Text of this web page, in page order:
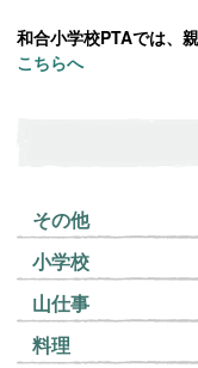
和合小学校PTAでは、
こちらへ
その他
小学校
山仕事
料理